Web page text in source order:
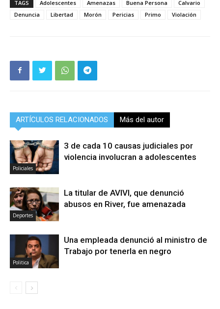
TAGS
Adolescentes Amenazas Buena Persona
Calvario
Denuncia
Libertad Morón Pericias Primo Violación
ARTÍCULOS RELACIONADOS Más del autor
Policiales
3 de cada 10 causas judiciales por
violencia involucran a adolescentes
Deportes
La titular de AVIVI, que denunció
abusos en River, fue amenazada
Politica
Una empleada denunció al ministro de
Trabajo por tenerla en negro